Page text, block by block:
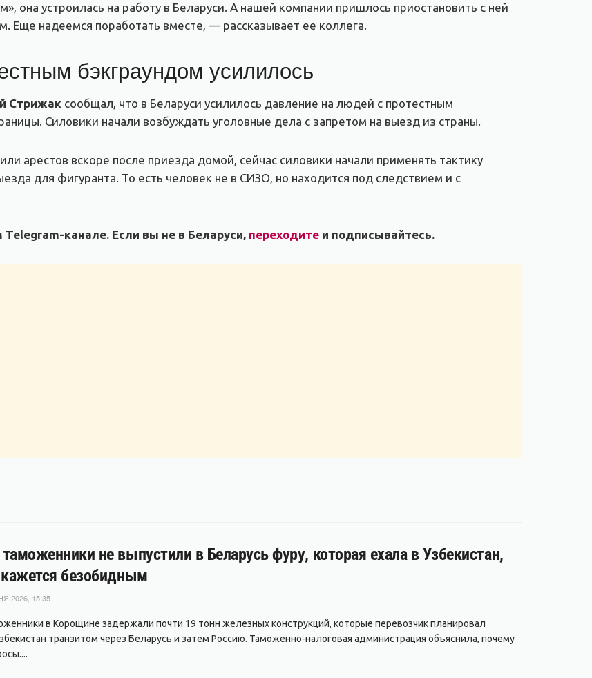
она устроилась на работу в Беларуси. А нашей компании пришлось приостановить с ней
Еще надеемся поработать вместе, — рассказывает ее коллега.
бэкграундом усилилось
Стрижак сообщал, что в Беларуси усилилось давление на людей с протестным
Силовики начали возбуждать уголовные дела с запретом на выезд из страны.
арестов вскоре после приезда домой, сейчас силовики начали применять тактику
для фигуранта. То есть человек не в СИЗО, но находится под следствием и с
канале. Если вы не в Беларуси, переходите и подписывайтесь.
не выпустили в Беларусь фуру, которая ехала в Узбекистан,
кажется безобидным
2026, 15:35
в Корощине задержали почти 19 тонн железных конструкций, которые перевозчик планировал
транзитом через Беларусь и затем Россию. Таможенно-налоговая администрация объяснила, почему